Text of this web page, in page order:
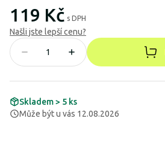
119 Kč s DPH
Našli jste lepší cenu?
Skladem > 5 ks
Může být u vás 12.08.2026